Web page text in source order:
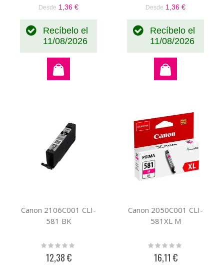
Desde 1,36 €
Recíbelo el
11/08/2026
Desde 1,36 €
Recíbelo el
11/08/2026
Canon 2106C001 CLI-
581 BK
Rating:
12,38 €
Canon 2050C001 CLI-
581XL M
Rating:
16,11 €